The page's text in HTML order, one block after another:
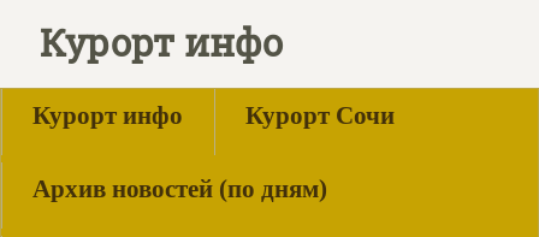
Курорт инфо
Курорт инфо Курорт Сочи
Архив новостей (по дням)